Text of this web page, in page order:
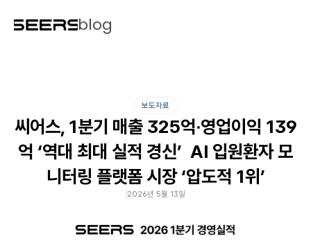
blog
보도자료
씨어스, 1분기 매출 325억·영업이익 139
억 ‘역대 최대 실적 경신’  AI 입원환자 모
니터링 플랫폼 시장 ‘압도적 1위’
2026년 5월 13일